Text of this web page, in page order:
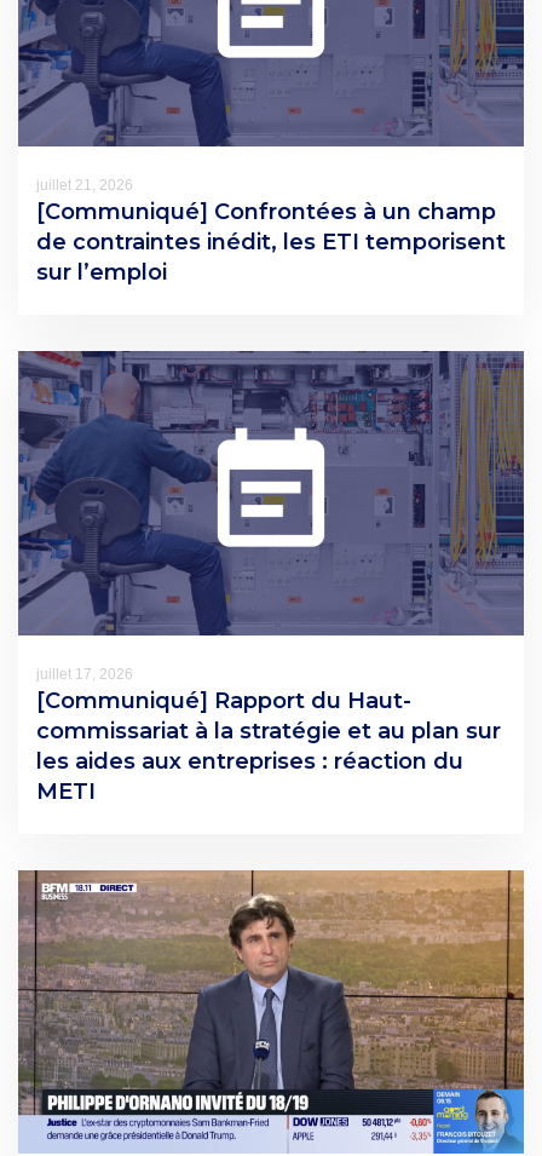
juillet 21, 2026
[Communiqué] Confrontées à un champ
de contraintes inédit, les ETI temporisent
sur l’emploi
juillet 17, 2026
[Communiqué] Rapport du Haut-
commissariat à la stratégie et au plan sur
les aides aux entreprises : réaction du
METI